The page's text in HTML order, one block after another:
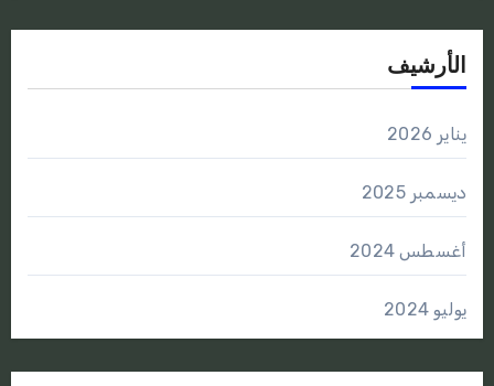
الأرشيف
يناير 2026
ديسمبر 2025
أغسطس 2024
يوليو 2024